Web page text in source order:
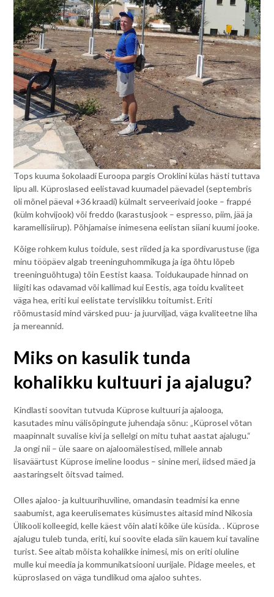
Tops kuuma šokolaadi Euroopa pargis Oroklini külas hästi tuttava
lipu all. Küproslased eelistavad kuumadel päevadel (septembris
oli mõnel päeval +36 kraadi) külmalt serveerivaid jooke – frappé
(külm kohvijook) või freddo (karastusjook – espresso, piim, jää ja
karamellisiirup). Põhjamaise inimesena eelistan siiani kuumi jooke.
Kõige rohkem kulus toidule, sest riided ja ka spordivarustuse (iga
minu tööpäev algab treeninguhommikuga ja iga õhtu lõpeb
treeninguõhtuga) tõin Eestist kaasa. Toidukaupade hinnad on
liigiti kas odavamad või kallimad kui Eestis, aga toidu kvaliteet
väga hea, eriti kui eelistate tervislikku toitumist. Eriti
rõõmustasid mind värsked puu- ja juurviljad, väga kvaliteetne liha
ja mereannid.
Miks on kasulik tunda
kohalikku kultuuri ja ajalugu?
Kindlasti soovitan tutvuda Küprose kultuuri ja ajalooga,
kasutades minu välisõpingute juhendaja sõnu: „Küprosel võtan
maapinnalt suvalise kivi ja sellelgi on mitu tuhat aastat ajalugu.“
Ja ongi nii – üle saare on ajaloomälestised, millele annab
lisaväärtust Küprose imeline loodus – sinine meri, iidsed mäed ja
aastaringselt õitsvad taimed.
Olles ajaloo- ja kultuurihuviline, omandasin teadmisi ka enne
saabumist, aga keerulisemates küsimustes aitasid mind Nikosia
Ülikooli kolleegid, kelle käest võin alati kõike üle küsida. . Küprose
ajalugu tuleb tunda, eriti, kui soovite elada siin kauem kui tavaline
turist. See aitab mõista kohalikke inimesi, mis on eriti oluline
mulle kui meedia ja kommunikatsiooni uurijale. Pidage meeles, et
küproslased on väga tundlikud oma ajaloo suhtes.